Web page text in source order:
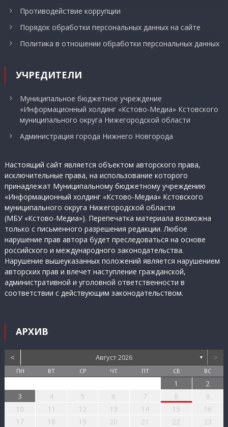
Противодействие коррупции
Порядок обработки персональных данных на сайте
Политика в отношении обработки персональных данных
УЧРЕДИТЕЛИ
Муниципальное бюджетное учреждение
«Информационный холдинг «Кстово-Медиа» Кстовского
муниципального округа Нижегородской области
Администрация города Нижнего Новгорода
Настоящий сайт является объектом авторского права,
исключительные права, на использование которого
принадлежат Муниципальному бюджетному учреждению
«Информационный холдинг «Кстово-Медиа» Кстовского
муниципального округа Нижегородской области
(МБУ «Кстово-Медиа»). Перепечатка материала возможна
только с письменного разрешения редакции. Любое
нарушение прав автора будет преследоваться на основе
российского и международного законодательства.
Нарушение вышеуказанных положений является нарушением
авторских прав и влечет наступление гражданской,
административной и уголовной ответственности в
соответствии с действующим законодательством.
АРХИВ
< Август 2026 ▼ >
ПН ВТ СР ЧТ ПТ СБ ВС
1
2
3
4 5 6 7 8
9
10
11 12 13 14 15
16
17
18 19 20 21 22 23